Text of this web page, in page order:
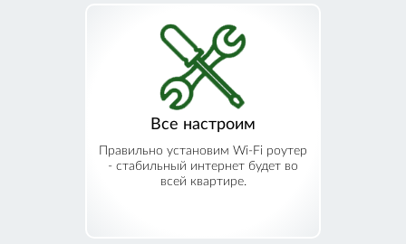
Все настроим
Правильно установим Wi-Fi роутер
- стабильный интернет будет во
всей квартире.